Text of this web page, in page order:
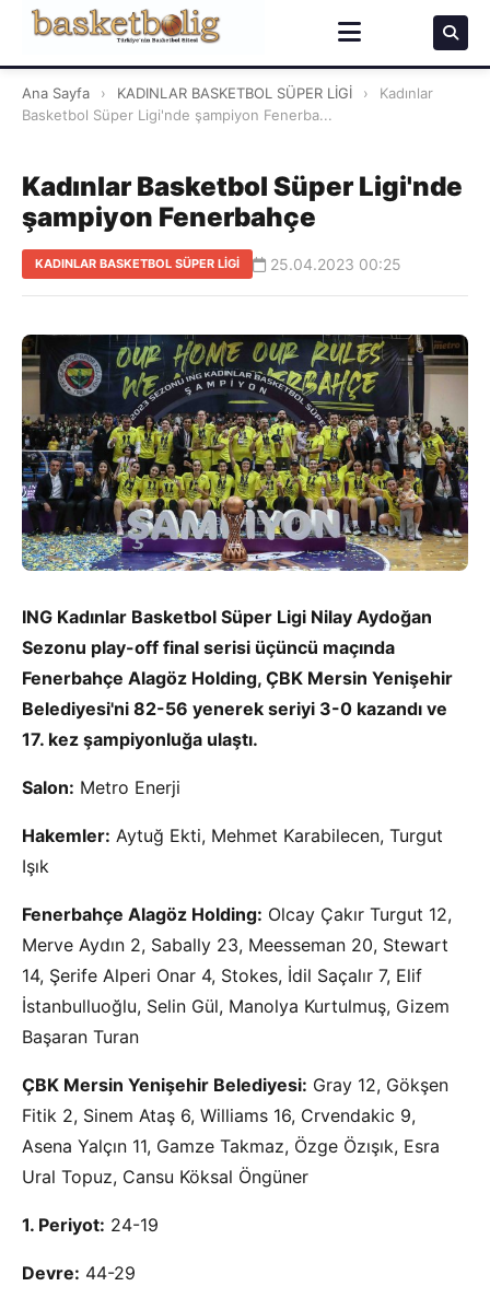
Ana Sayfa › KADINLAR BASKETBOL SÜPER LİGİ ›
Kadınlar
Basketbol Süper Ligi'nde şampiyon Fenerba...
Kadınlar Basketbol Süper Ligi'nde
şampiyon Fenerbahçe
KADINLAR BASKETBOL SÜPER LİGİ 25.04.2023 00:25
ING Kadınlar Basketbol Süper Ligi Nilay Aydoğan
Sezonu play-off final serisi üçüncü maçında
Fenerbahçe Alagöz Holding, ÇBK Mersin Yenişehir
Belediyesi'ni 82-56 yenerek seriyi 3-0 kazandı ve
17. kez şampiyonluğa ulaştı.
Salon: Metro Enerji
Hakemler: Aytuğ Ekti, Mehmet Karabilecen, Turgut
Işık
Fenerbahçe Alagöz Holding: Olcay Çakır Turgut 12,
Merve Aydın 2, Sabally 23, Meesseman 20, Stewart
14, Şerife Alperi Onar 4, Stokes, İdil Saçalır 7, Elif
İstanbulluoğlu, Selin Gül, Manolya Kurtulmuş, Gizem
Başaran Turan
ÇBK Mersin Yenişehir Belediyesi: Gray 12, Gökşen
Fitik 2, Sinem Ataş 6, Williams 16, Crvendakic 9,
Asena Yalçın 11, Gamze Takmaz, Özge Özışık, Esra
Ural Topuz, Cansu Köksal Öngüner
1. Periyot: 24-19
Devre: 44-29